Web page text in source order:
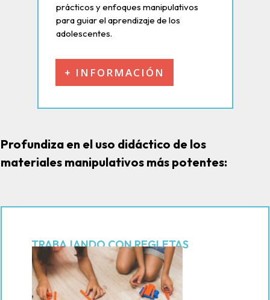
prácticos y enfoques manipulativos
para guiar el aprendizaje de los
adolescentes.
+ INFORMACIÓN
Profundiza en el uso didáctico de los
materiales manipulativos más potentes:
TRABAJANDO CON REGLETAS